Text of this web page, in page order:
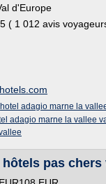
d'Europe
( 1 012 avis
hotel adagio marne la
adagio marne la vallee
hôtels pas